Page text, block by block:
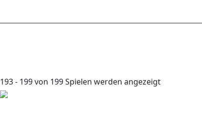
193 - 199 von 199 Spielen werden angezeigt